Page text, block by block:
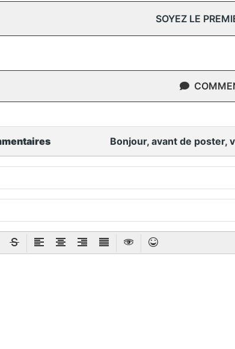
SOYEZ LE
Bonjour, avant de poster,